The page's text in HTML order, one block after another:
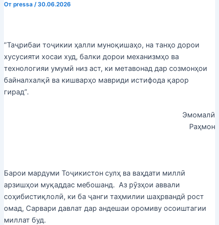
От pressa /30.06.2026
“Таҷрибаи тоҷикии ҳалли муноқишаҳо, на танҳо дорои
хусусияти хосаи худ, балки дорои механизмҳо ва
технологияи умумӣ низ аст, ки метавонад дар созмонҳои
байналхалқӣ ва кишварҳо мавриди истифода қарор
гирад”.
Эмомалӣ
Раҳмон
Барои мардуми Тоҷикистон сулҳ ва ваҳдати миллӣ
арзишҳои муқаддас мебошанд. Аз рӯзҳои аввали
соҳибистиқлолӣ, ки ба ҷанги таҳмилии шаҳрвандӣ рост
омад, Сарвари давлат дар андешаи оромиву осоиштагии
миллат буд.